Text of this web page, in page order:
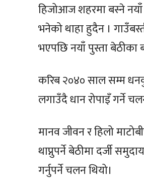
हिजोआज शहरमा बस्ने नयाँ
भनेको थाहा हुदैन ।
भएपछि नयाँ पुस्ता बेठीका
करिब २०४० साल सम्म
लगाउँदै धान रोपाइँ गर्ने
मानव जीवन र हिलो
थाप्नुपर्ने बेठीमा दर्जी
गर्नुपर्ने चलन थियो।